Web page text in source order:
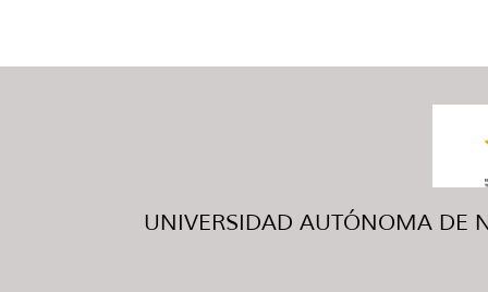
UNIVERSIDAD AUTÓNOMA DE